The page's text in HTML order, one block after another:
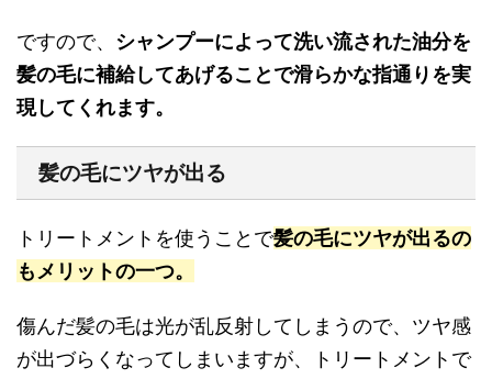
ですので、 シャンプーによって洗い流された油分を
髪の毛に補給してあげることで滑らかな指通りを実
現してくれます。
髪の毛にツヤが出る
トリートメントを使うことで髪の毛にツヤが出るの
もメリットの一つ。
傷んだ髪の毛は光が乱反射してしまうので、ツヤ感
が出づらくなってしまいますが、トリートメントで